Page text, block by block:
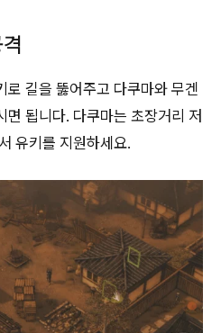
로 길을 뚫어주고 다쿠마와 무겐
면 됩니다. 다쿠마는 초장거리 저
유키를 지원하세요.